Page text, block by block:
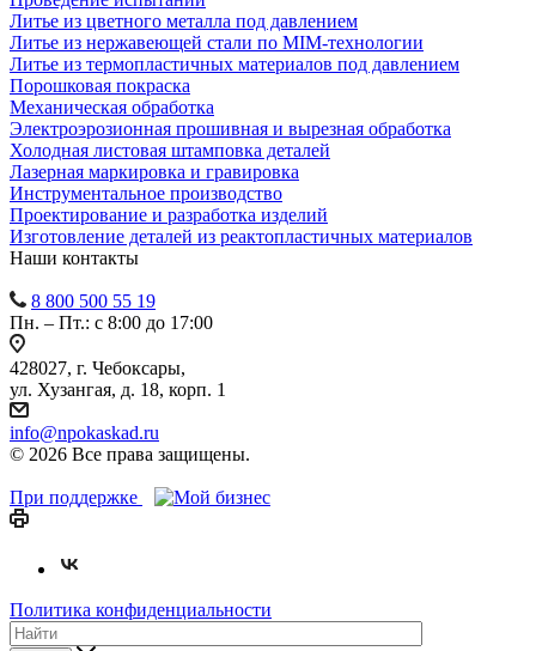
Литье из цветного металла под давлением
Литье из нержавеющей стали по MIM-технологии
Литье из термопластичных материалов под давлением
Порошковая покраска
Механическая обработка
Электроэрозионная прошивная и вырезная обработка
Холодная листовая штамповка деталей
Лазерная маркировка и гравировка
Инструментальное производство
Проектирование и разработка изделий
Изготовление деталей из реактопластичных материалов
Наши контакты
8 800 500 55 19
Пн. – Пт.: с 8:00 до 17:00
428027, г. Чебоксары,
ул. Хузангая, д. 18, корп. 1
info@npokaskad.ru
© 2026 Все права защищены.
При поддержке
Политика конфиденциальности